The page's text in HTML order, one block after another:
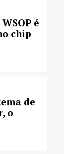
é
chip
de
o